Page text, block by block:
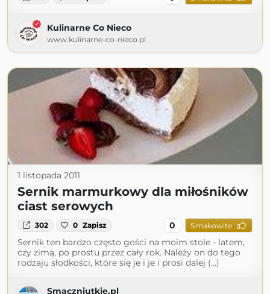
Kulinarne Co Nieco
www.kulinarne-co-nieco.pl
1 listopada 2011
Sernik marmurkowy dla miłośników
ciast serowych
302 0 Zapisz 0 Smakowite
Sernik ten bardzo często gości na moim stole - latem,
czy zimą, po prostu przez cały rok. Należy on do tego
rodzaju słodkości, które się je i je i prosi dalej (...)
Smaczniutkie.pl